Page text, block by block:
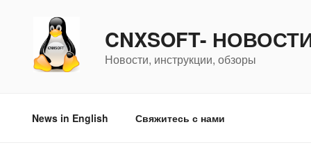
содержимому
CNXSOFT-
Новости, инструкции, обзоры
News in English Свяжитесь с нами